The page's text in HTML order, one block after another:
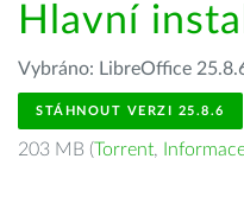
Hlavní
Vybráno: LibreOffice
STÁHNOUT VERZI 25.8.6
203 MB (Torrent,